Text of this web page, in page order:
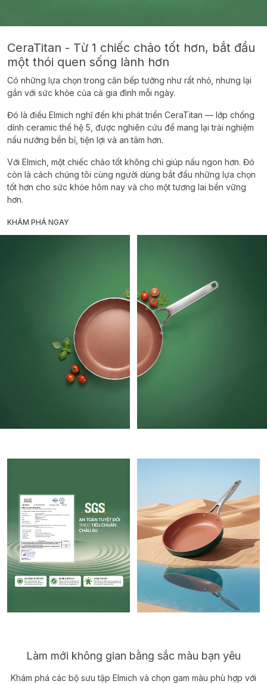
CeraTitan - Từ 1 chiếc chảo tốt hơn, bắt đầu
một thói quen sống lành hơn
Có những lựa chọn trong căn bếp tưởng như rất nhỏ, nhưng lại
gắn với sức khỏe của cả gia đình mỗi ngày.
Đó là điều Elmich nghĩ đến khi phát triển CeraTitan — lớp chống
dính ceramic thế hệ 5, được nghiên cứu để mang lại trải nghiệm
nấu nướng bền bỉ, tiện lợi và an tâm hơn.
Với Elmich, một chiếc chảo tốt không chỉ giúp nấu ngon hơn. Đó
còn là cách chúng tôi cùng người dùng bắt đầu những lựa chọn
tốt hơn cho sức khỏe hôm nay và cho một tương lai bền vững
hơn.
KHÁM PHÁ NGAY
Làm mới không gian bằng sắc màu bạn yêu
Khám phá các bộ sưu tập Elmich và chọn gam màu phù hợp với